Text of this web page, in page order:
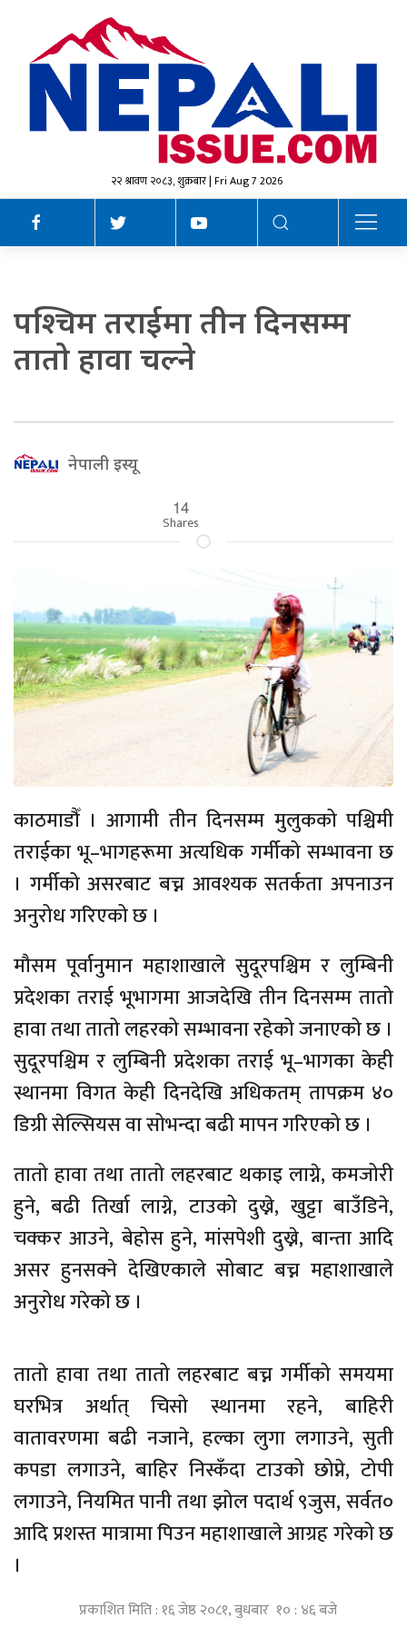
२२ श्रावण २०८३, शुक्रबार | Fri Aug 7 2026
पश्चिम तराईमा तीन दिनसम्म
तातो हावा चल्ने
नेपाली इस्यू
14
Shares
काठमाडौँ । आगामी तीन दिनसम्म मुलुकको पश्चिमी
तराईका भू–भागहरूमा अत्यधिक गर्मीको सम्भावना छ
। गर्मीको असरबाट बच्न आवश्यक सतर्कता अपनाउन
अनुरोध गरिएको छ ।
मौसम पूर्वानुमान महाशाखाले सुदूरपश्चिम र लुम्बिनी
प्रदेशका तराई भूभागमा आजदेखि तीन दिनसम्म तातो
हावा तथा तातो लहरको सम्भावना रहेको जनाएको छ ।
सुदूरपश्चिम र लुम्बिनी प्रदेशका तराई भू–भागका केही
स्थानमा विगत केही दिनदेखि अधिकतम् तापक्रम ४०
डिग्री सेल्सियस वा सोभन्दा बढी मापन गरिएको छ ।
तातो हावा तथा तातो लहरबाट थकाइ लाग्ने, कमजोरी
हुने, बढी तिर्खा लाग्ने, टाउको दुख्ने, खुट्टा बाउँडिने,
चक्कर आउने, बेहोस हुने, मांसपेशी दुख्ने, बान्ता आदि
असर हुनसक्ने देखिएकाले सोबाट बच्न महाशाखाले
अनुरोध गरेको छ ।
तातो हावा तथा तातो लहरबाट बच्न गर्मीको समयमा
घरभित्र अर्थात् चिसो स्थानमा रहने, बाहिरी
वातावरणमा बढी नजाने, हल्का लुगा लगाउने, सुती
कपडा लगाउने, बाहिर निस्कँदा टाउको छोप्ने, टोपी
लगाउने, नियमित पानी तथा झोल पदार्थ ९जुस, सर्वत०
आदि प्रशस्त मात्रामा पिउन महाशाखाले आग्रह गरेको छ
।
प्रकाशित मिति : १६ जेष्ठ २०८१, बुधबार १० : ४६ बजे